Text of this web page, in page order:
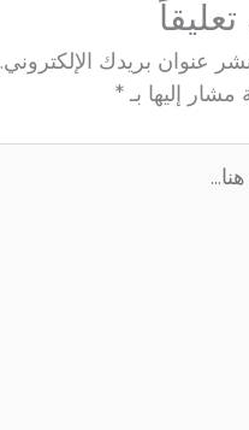
عنوان بريدك الإلكتروني.
مشار إليها بـ*